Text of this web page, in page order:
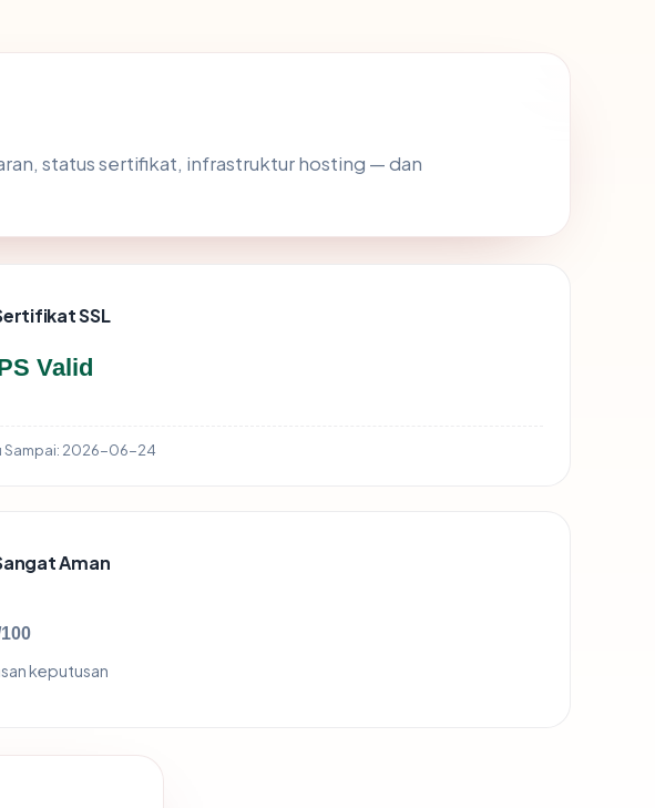
status sertifikat, infrastruktur hosting — dan
SSL
Valid
Sampai: 2026-06-24
Aman
keputusan